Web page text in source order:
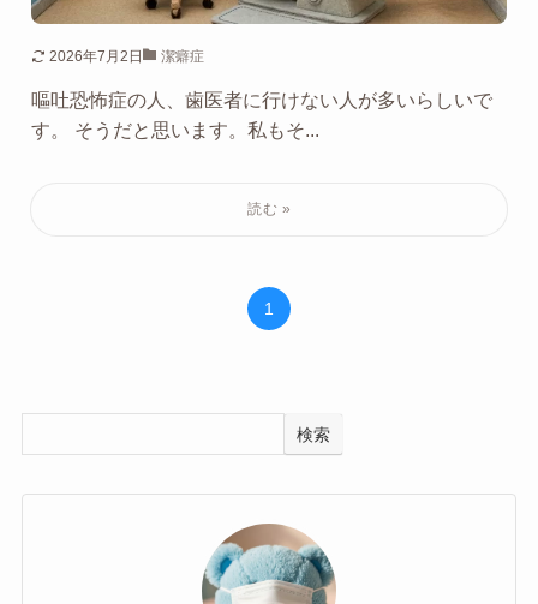
2026年7月2日 潔癖症
嘔吐恐怖症の人、歯医者に行けない人が多いらしいで
す。 そうだと思います。私もそ...
1
検索